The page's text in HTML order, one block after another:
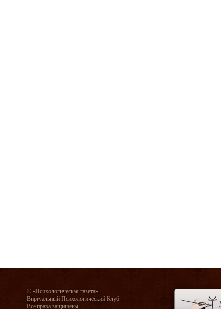
© «Психологическая газета»
Виртуальный Психологический Клуб
Все права защищены